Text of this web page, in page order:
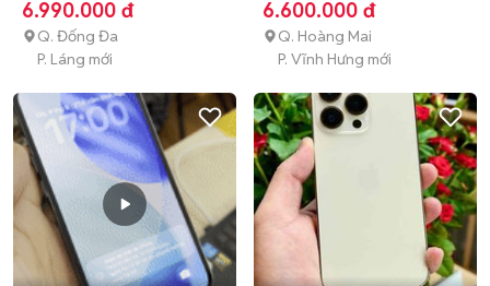
tháng
6.990.000 đ
Q. Đống Đa
P. Láng mới
6.600.000 đ
Q. Hoàng Mai
P. Vĩnh Hưng mới